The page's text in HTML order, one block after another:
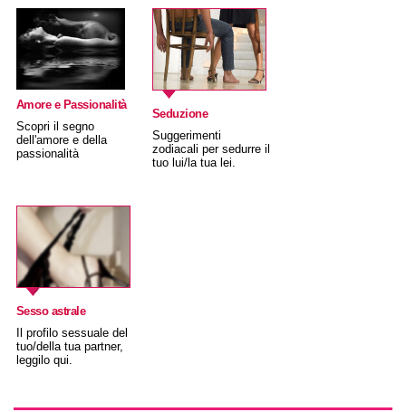
Amore e Passionalità
Scopri il segno
dell'amore e della
passionalità
Seduzione
Suggerimenti
zodiacali per sedurre il
tuo lui/la tua lei.
Sesso astrale
Il profilo sessuale del
tuo/della tua partner,
leggilo qui.